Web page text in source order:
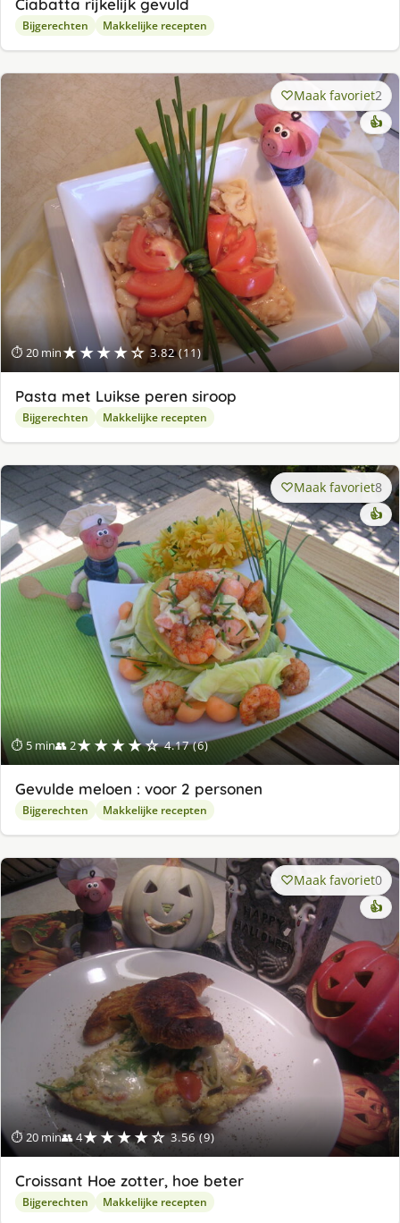
Bijgerechten Makkelijke recepten
⏱ 20 min★★★★☆ 3.82 (11)
Maak favoriet2
👍
Pasta met Luikse peren siroop
Bijgerechten Makkelijke recepten
⏱ 5 min👥 2★★★★☆ 4.17 (6)
Maak favoriet8
👍
Gevulde meloen : voor 2 personen
Bijgerechten Makkelijke recepten
⏱ 20 min👥 4★★★★☆ 3.56 (9)
Maak favoriet0
👍
Croissant Hoe zotter, hoe beter
Bijgerechten Makkelijke recepten